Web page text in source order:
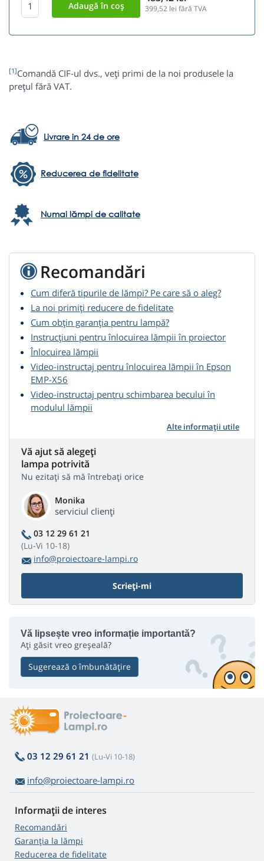
399,52 lei fără TVA
[1]Comandă CIF-ul dvs., veți primi de la noi produsele la
prețul fără VAT.
Livrare in 24 de ore
Reducerea de fidelitate
Numai lămpi de calitate
Recomandări
Cum diferă tipurile de lămpi? Pe care să o aleg?
La noi primiți reducere de fidelitate
Cum obțin garanția pentru lampă?
Instrucțiuni pentru înlocuirea lămpii în proiector
Înlocuirea lămpii
Video-instructaj pentru înlocuirea lămpii în Epson
EMP-X56
Video-instructaj pentru schimbarea becului în
modulul lămpii
Alte informații utile
Vă ajut să alegeți
lampa potrivită
Nu ezitați să mă întrebați orice
Monika
serviciul clienți
03 12 29 61 21
(Lu-Vi 10-18)
info@proiectoare-lampi.ro
Scrieți-mi
Vă lipsește vreo informație importantă?
Ați găsit vreo greșeală?
Sugerează o îmbunătățire
03 12 29 61 21 (Lu-Vi 10-18)
info@proiectoare-lampi.ro
Informații de interes
Recomandări
Garanția la lămpi
Reducerea de fidelitate